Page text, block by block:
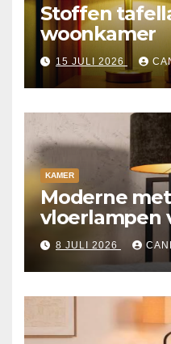
Stoffen
woonkamer
15 JULI 2026
KAMER
Moderne
vloerlampen
8 JULI 2026